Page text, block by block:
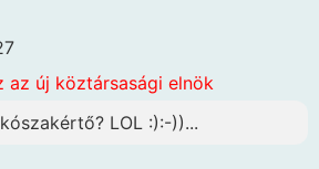
az új köztársasági elnök
LOL :):-))...